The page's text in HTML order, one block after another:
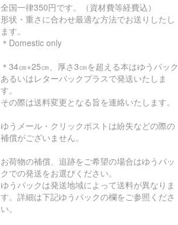
全国一律350円です。（資材費等経費込）
形状・重さに合わせ最適な方法でお送りしたし
ます。
＊Domestic only
＊34㎝×25㎝、厚さ3㎝を超える本はゆうパック
あるいはレターパックプラスで発送いたしま
す。
その際は送料変更となる旨を連絡いたします。
ゆうメール・クリックポストは紛失などの際の
補償がございません。
お荷物の補償、追跡をご希望の場合はゆうパッ
クでの発送をお選びください。
ゆうパックは発送地域によって送料が異なりま
す。詳細は下記ゆうパックの欄をご参照くださ
い。